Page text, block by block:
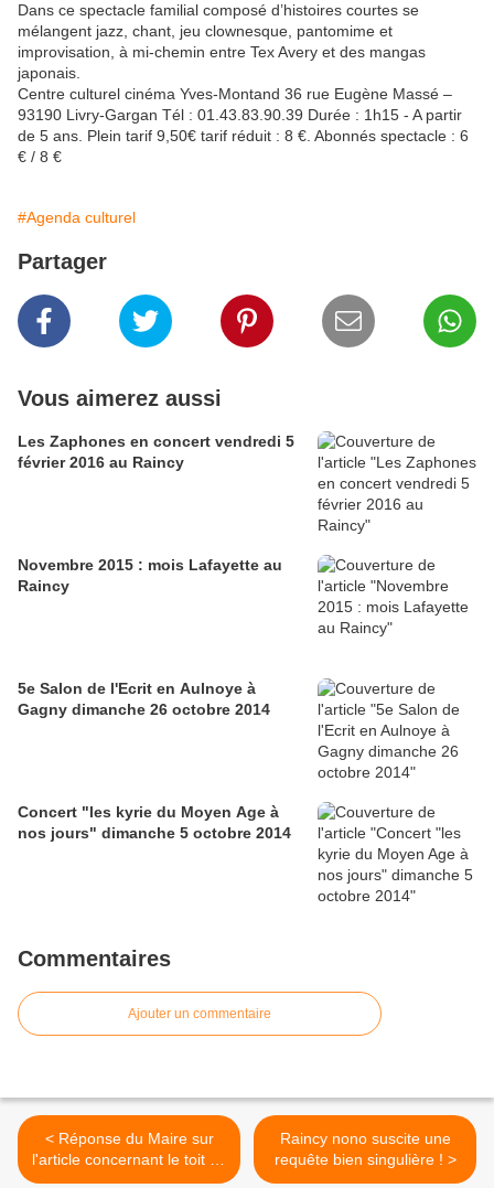
Dans ce spectacle familial composé d’histoires courtes se
mélangent jazz, chant, jeu clownesque, pantomime et
improvisation, à mi-chemin entre Tex Avery et des mangas
japonais.
Centre culturel cinéma Yves-Montand 36 rue Eugène Massé –
93190 Livry-Gargan Tél : 01.43.83.90.39 Durée : 1h15 - A partir
de 5 ans. Plein tarif 9,50€ tarif réduit : 8 €. Abonnés spectacle : 6
€ / 8 €
#Agenda culturel
Partager
Vous aimerez aussi
Les Zaphones en concert vendredi 5
février 2016 au Raincy
Novembre 2015 : mois Lafayette au
Raincy
5e Salon de l'Ecrit en Aulnoye à
Gagny dimanche 26 octobre 2014
Concert "les kyrie du Moyen Age à
nos jours" dimanche 5 octobre 2014
Commentaires
Ajouter un commentaire
< Réponse du Maire sur
l'article concernant le toit de
la crèche Bueno Richard
Raincy nono suscite une
requête bien singulière ! >